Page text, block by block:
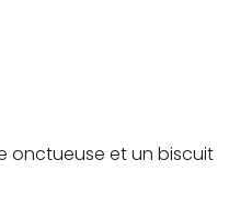
onctueuse et un biscuit